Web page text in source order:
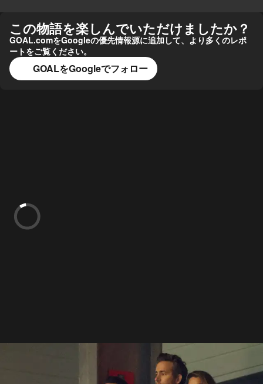
この物語を楽しんでいただけましたか？
GOAL.comをGoogleの優先情報源に追加して、より多くのレポ
ートをご覧ください。
GOALをGoogleでフォロー